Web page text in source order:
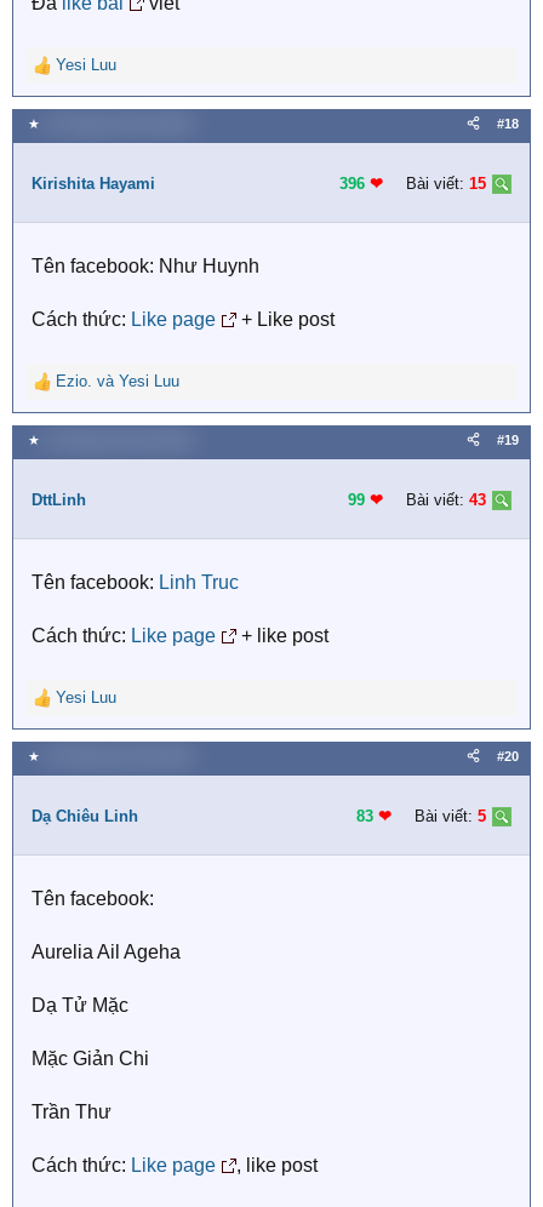
R
e
a
c
i
n
Yesi Luu
★ #18
Kirishita Hayami 396 ❤︎ Bài viết: 15
Tên facebook: Như Huynh
Cách thức: Like page + Like post
R
e
a
c
i
n
Ezio. và Yesi Luu
★ #19
DttLinh 99 ❤︎ Bài viết: 43
Tên facebook: Linh Truc
Cách thức: Like page + like post
R
e
a
c
i
n
Yesi Luu
★ #20
Dạ Chiêu Linh 83 ❤︎ Bài viết: 5
Tên facebook:
Aurelia Ail Ageha
Dạ Tử Mặc
Mặc Giản Chi
Trần Thư
Cách thức: Like page , like post